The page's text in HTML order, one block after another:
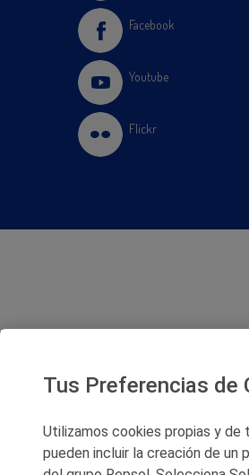
Facebook
Youtube
Flickr
Tus Preferencias de
Utilizamos cookies propias y de
pueden incluir la creación de